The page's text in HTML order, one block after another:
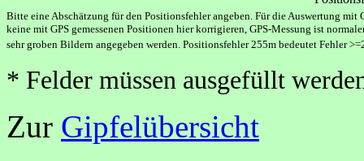
Bitte eine Abschätzung für den Positionsfehler angeben. Für die Auswertung
keine mit GPS gemessenen Positionen hier korrigieren, GPS-Messung ist
sehr groben Bildern angegeben werden. Positionsfehler 255m bedeutet Fehler
* Felder müssen ausgefüllt
Zur Gipfelübersicht